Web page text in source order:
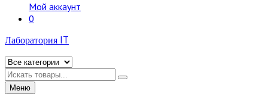
Мой аккаунт
0
Лаборатория IT
Искать
Меню